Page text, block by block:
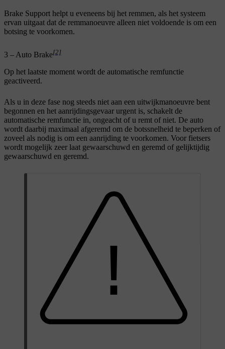
Brake Support helpt u eveneens bij het remmen, als het systeem
ervan uitgaat dat de remmanoeuvre alleen niet voldoende is om een
botsing te voorkomen.
3 – Auto Brake[2]
Op het laatste moment wordt de automatische remfunctie
geactiveerd.
Als u in deze fase nog steeds niet aan een uitwijkmanoeuvre bent
begonnen en het aanrijdingsgevaar urgent is, schakelt de
automatische remfunctie in, ongeacht of u remt of niet. De auto
wordt daarbij maximaal afgeremd om de botssnelheid te beperken of
zoveel als nodig is om een aanrijding te voorkomen. Voor fietsers
wordt mogelijk zeer laat gewaarschuwd en geremd of gelijktijdig
gewaarschuwd en geremd.